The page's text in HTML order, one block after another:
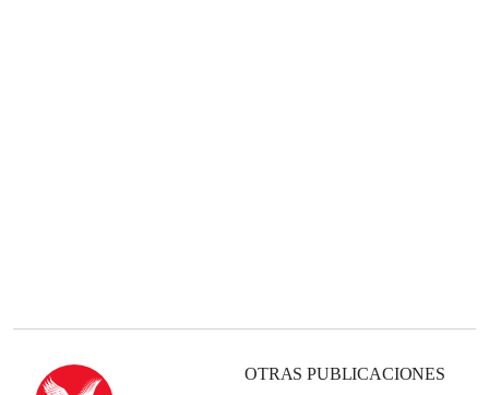
OTRAS PUBLICACIONES